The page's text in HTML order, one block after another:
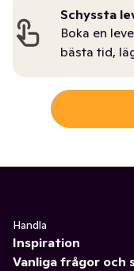
Schyssta
Boka en
bästa tid,
Handla
Inspiration
Vanliga frågor och